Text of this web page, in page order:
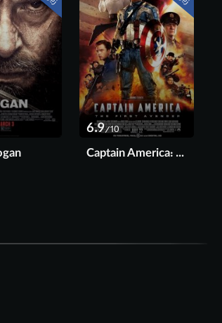
6.9/10
Captain America: The First Avenger